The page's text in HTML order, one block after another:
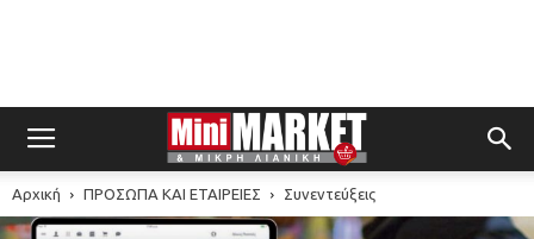
Αρχική ΠΡΟΣΩΠΑ ΚΑΙ ΕΤΑΙΡΕΙΕΣ Συνεντεύξεις